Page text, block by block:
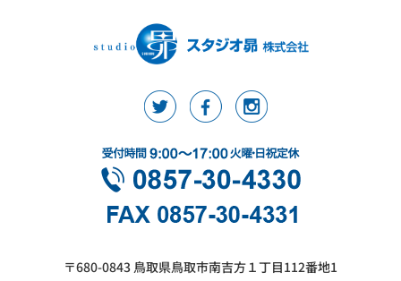
〒680-0843 鳥取県鳥取市南吉方１丁目112番地1